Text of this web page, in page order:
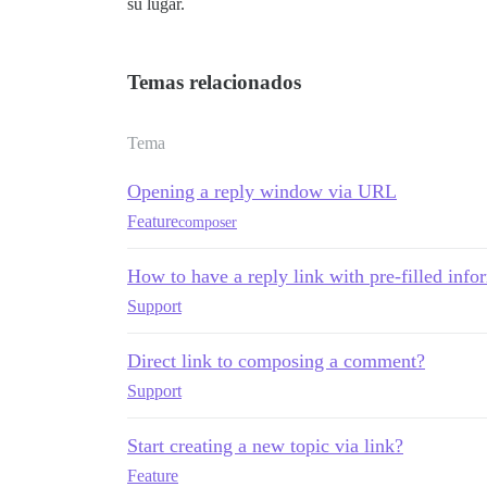
su lugar.
Temas relacionados
Tema
Opening a reply window via URL
Featurecomposer
How to have a reply link with pre-filled
Support
Direct link to composing a comment?
Support
Start creating a new topic via link?
Feature